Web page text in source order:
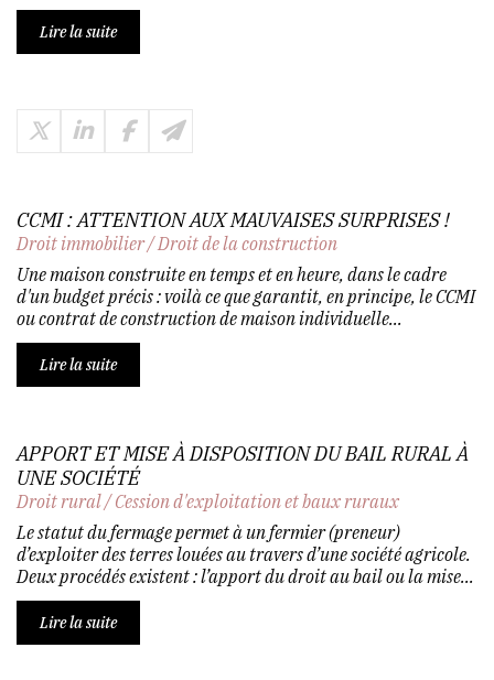
Lire la suite
CCMI : ATTENTION AUX MAUVAISES SURPRISES !
Droit immobilier/Droit de la construction
Une maison construite en temps et en heure, dans le cadre
d'un budget précis : voilà ce que garantit, en principe, le CCMI
ou contrat de construction de maison individuelle...
Lire la suite
APPORT ET MISE À DISPOSITION DU BAIL RURAL À
UNE SOCIÉTÉ
Droit rural/Cession d'exploitation et baux ruraux
Le statut du fermage permet à un fermier (preneur)
d’exploiter des terres louées au travers d’une société agricole.
Deux procédés existent : l’apport du droit au bail ou la mise...
Lire la suite